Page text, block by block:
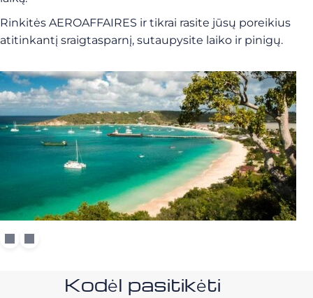
Rinkitės AEROAFFAIRES ir tikrai rasite jūsų poreikius
atitinkantį sraigtasparnį, sutaupysite laiko ir pinigų.
Kodėl pasitikėti